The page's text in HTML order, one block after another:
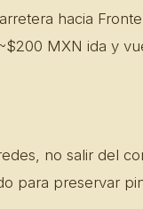
hacia
MXN ida y
no salir del
para preservar